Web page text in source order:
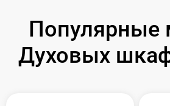
Популярные
Духовых